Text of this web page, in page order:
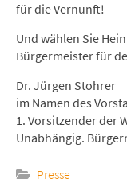
für die Vernunft!
Und wählen Sie
Bürgermeister für
Dr. Jürgen Stohrer
im Namen des
1. Vorsitzender der
Unabhängig.
Presse